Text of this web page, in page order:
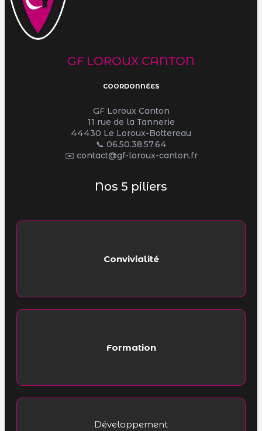
GF LOROUX CANTON
COORDONNÉES
GF Loroux Canton
11 rue de la Tannerie
44430 Le Loroux-Bottereau
📞 06.50.38.57.64
✉️ contact@gf-loroux-canton.fr
Nos 5 piliers
Convivialité
Formation
Développement